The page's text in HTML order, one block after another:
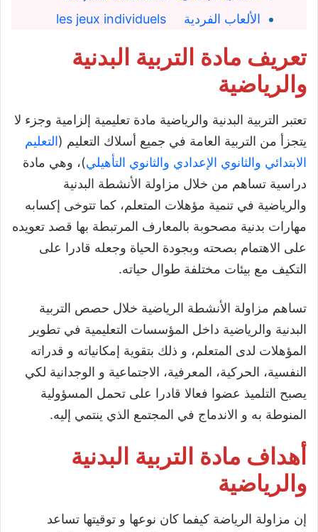
الألعاب الفردية les jeux individuels
تعريف مادة التربية البدنية
والرياضية
تعتبر التربية البدنية والرياضية مادة تعليمية إلزامية وجزء لا
يتجزأ من التربية العامة في جميع أسلاك التعليم (التعليم
الابتدائي والثانوي الإعدادي والثانوي التأهيلي)، وهي مادة
دراسية تساهم من خلال مزاولة الأنشطة البدنية
والرياضية في تنمية مؤهلات المتعلم، كما تتوخى إكسابه
مهارات بدنية مصحوبة بالمعارف المرتبطة بها قصد تعويده
على الاهتمام بصحته وبجودة الحياة وجعله قادرا على
التكيف مع بيئات مختلفة طوال حياته.
تساهم مزاولة الأنشطة الرياضية خلال حصص التربية
البدنية والرياضية داخل المؤسسات التعليمية في تطوير
المؤهلات لدى المتعلم، و ذلك بتقوية إمكانياته و قدراته
النفسية، الحركية، المعرفية، الاجتماعية و الوجدانية لكي
يصبح التلميذ عضوا فعالا قادرا على تحمل المسؤولية
المنوطة به و الاندماج في المجتمع الذي ينتمي إليه.
أهداف مادة التربية البدنية
والرياضية
إن مزاولة الرياضة كيفما كان نوعها و توقيتها تساعد